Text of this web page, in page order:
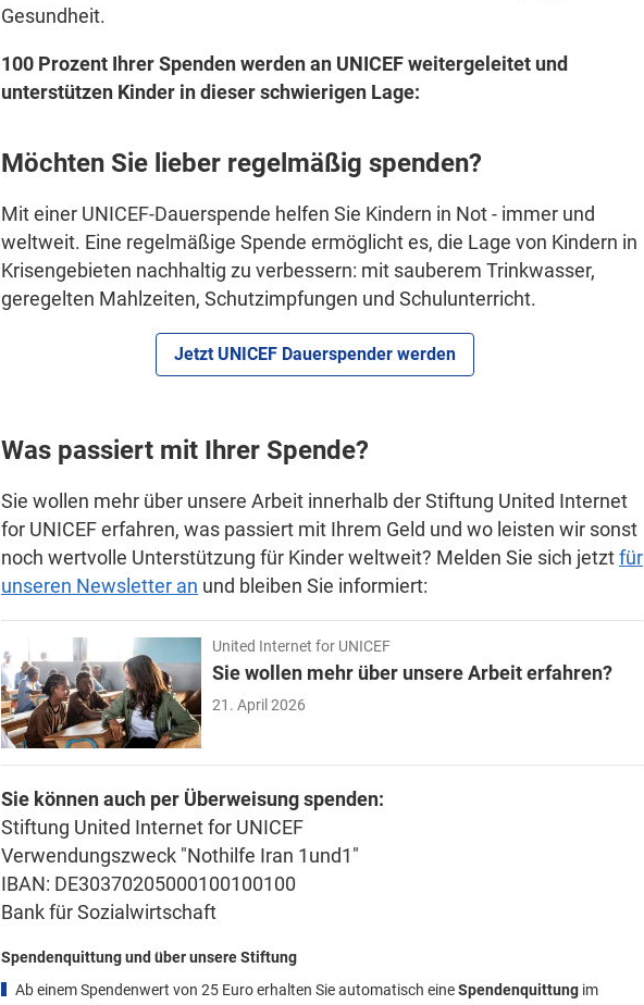
Gesundheit.
100 Prozent Ihrer Spenden werden an UNICEFweitergeleitet und
unterstützen Kinder in dieser schwierigen Lage:
Möchten Sie lieber regelmäßig spenden?
Mit einer UNICEF-Dauerspende helfen Sie Kindern in Not - immer und
weltweit. Eine regelmäßige Spende ermöglicht es, die Lage von Kindern in
Krisengebieten nachhaltig zu verbessern: mit sauberem Trinkwasser,
geregelten Mahlzeiten, Schutzimpfungen und Schulunterricht.
Jetzt UNICEF Dauerspender werden
Was passiert mit Ihrer Spende?
Sie wollen mehr über unsere Arbeit innerhalb der Stiftung United Internet
for UNICEF erfahren, was passiert mit Ihrem Geld und wo leisten wir sonst
noch wertvolle Unterstützung für Kinder weltweit? Melden Sie sich jetztfür
unseren Newsletter an und bleiben Sie informiert:
United Internet for UNICEF
Sie wollen mehr über unsere Arbeit erfahren?
21. April 2026
Sie können auch per Überweisung spenden:
Stiftung United Internet for UNICEF
Verwendungszweck "Nothilfe Iran 1und1"
IBAN: DE30370205000100100100
Bank für Sozialwirtschaft
Spendenquittung und über unsere Stiftung
Ab einem Spendenwert von 25 Euro erhalten Sie automatisch eineSpendenquittung im